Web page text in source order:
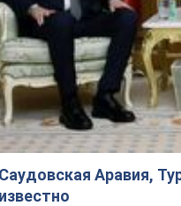
Саудовская Аравия,
известно